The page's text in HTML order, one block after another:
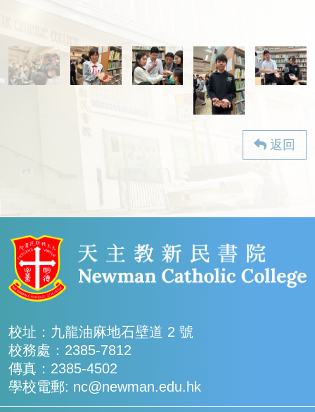
返回
校址：九龍油麻地石壁道 2 號
校務處：2385-7812
傳真：2385-4502
學校電郵: nc@newman.edu.hk